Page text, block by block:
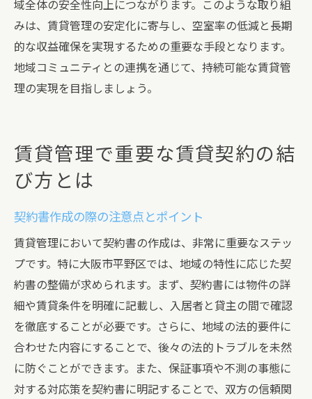
域全体の安全性向上につながります。このような取り組
みは、賃貸管理の安定化に寄与し、空室率の低減と長期
的な収益確保を実現するための重要な手段となります。
地域コミュニティとの連携を通じて、持続可能な賃貸管
理の実現を目指しましょう。
賃貸管理で重要な賃貸契約の結
び方とは
契約書作成の際の注意点とポイント
賃貸管理において契約書の作成は、非常に重要なステッ
プです。特に大阪市平野区では、地域の特性に応じた契
約書の整備が求められます。まず、契約書には物件の詳
細や賃貸条件を明確に記載し、入居者と貸主の間で確認
を徹底することが必要です。さらに、地域の法的要件に
合わせた内容にすることで、後々の法的トラブルを未然
に防ぐことができます。また、保証事項や不測の事態に
対する対応策を契約書に明記することで、双方の信頼関